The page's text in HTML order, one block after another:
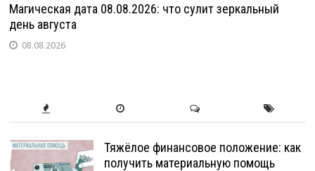
Магическая дата 08.08.2026: что сулит зеркальный
день августа
08.08.2026
Тяжёлое финансовое положение: как
получить материальную помощь